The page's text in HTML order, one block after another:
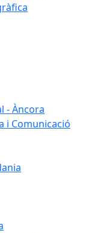
- Àncora
i Comunicació